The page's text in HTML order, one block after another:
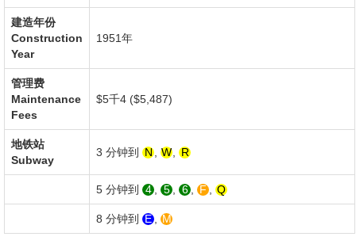
建造年份
Construction
Year
1951年
管理费
Maintenance
Fees
$5千4 ($5,487)
地铁站
Subway
3 分钟到 N W R
5 分钟到 4 5 6 F Q
8 分钟到 E M